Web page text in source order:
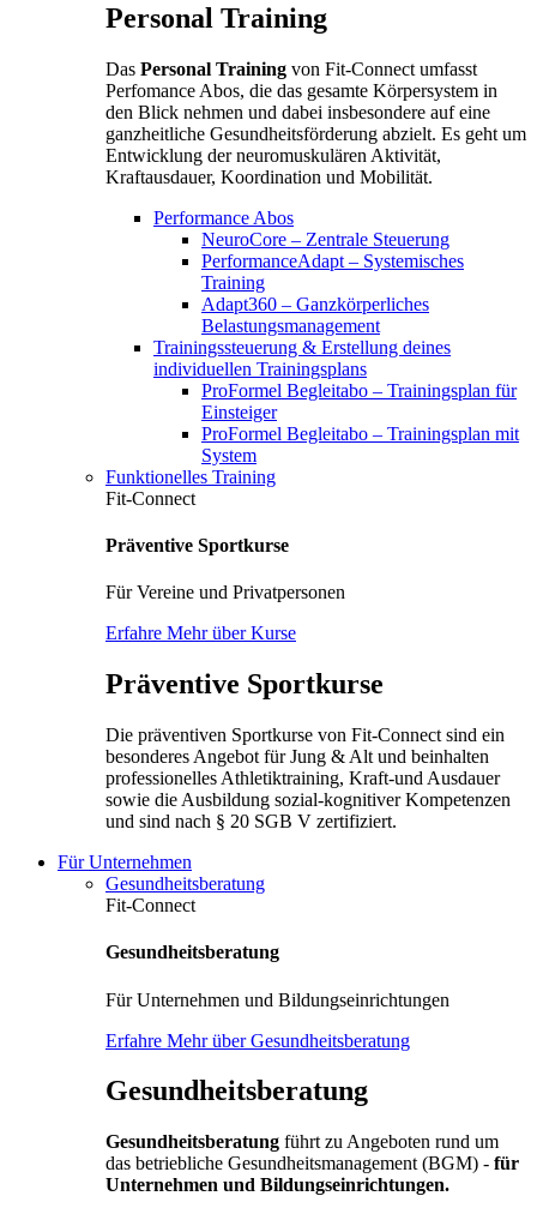
Personal Training
Das Personal Training von Fit-Connect umfasst
Perfomance Abos, die das gesamte Körpersystem in
den Blick nehmen und dabei insbesondere auf eine
ganzheitliche Gesundheitsförderung abzielt. Es geht um
Entwicklung der neuromuskulären Aktivität,
Kraftausdauer, Koordination und Mobilität.
Performance Abos
NeuroCore – Zentrale Steuerung
PerformanceAdapt – Systemisches
Training
Adapt360 – Ganzkörperliches
Belastungsmanagement
Trainingssteuerung & Erstellung deines
individuellen Trainingsplans
ProFormel Begleitabo – Trainingsplan für
Einsteiger
ProFormel Begleitabo – Trainingsplan mit
System
Funktionelles Training
Fit-Connect
Präventive Sportkurse
Für Vereine und Privatpersonen
Erfahre Mehr über Kurse
Präventive Sportkurse
Die präventiven Sportkurse von Fit-Connect sind ein
besonderes Angebot für Jung & Alt und beinhalten
professionelles Athletiktraining, Kraft-und Ausdauer
sowie die Ausbildung sozial-kognitiver Kompetenzen
und sind nach § 20 SGB V zertifiziert.
Für Unternehmen
Gesundheitsberatung
Fit-Connect
Gesundheitsberatung
Für Unternehmen und Bildungseinrichtungen
Erfahre Mehr über Gesundheitsberatung
Gesundheitsberatung
Gesundheitsberatung führt zu Angeboten rund um
das betriebliche Gesundheitsmanagement (BGM) - für
Unternehmen und Bildungseinrichtungen.